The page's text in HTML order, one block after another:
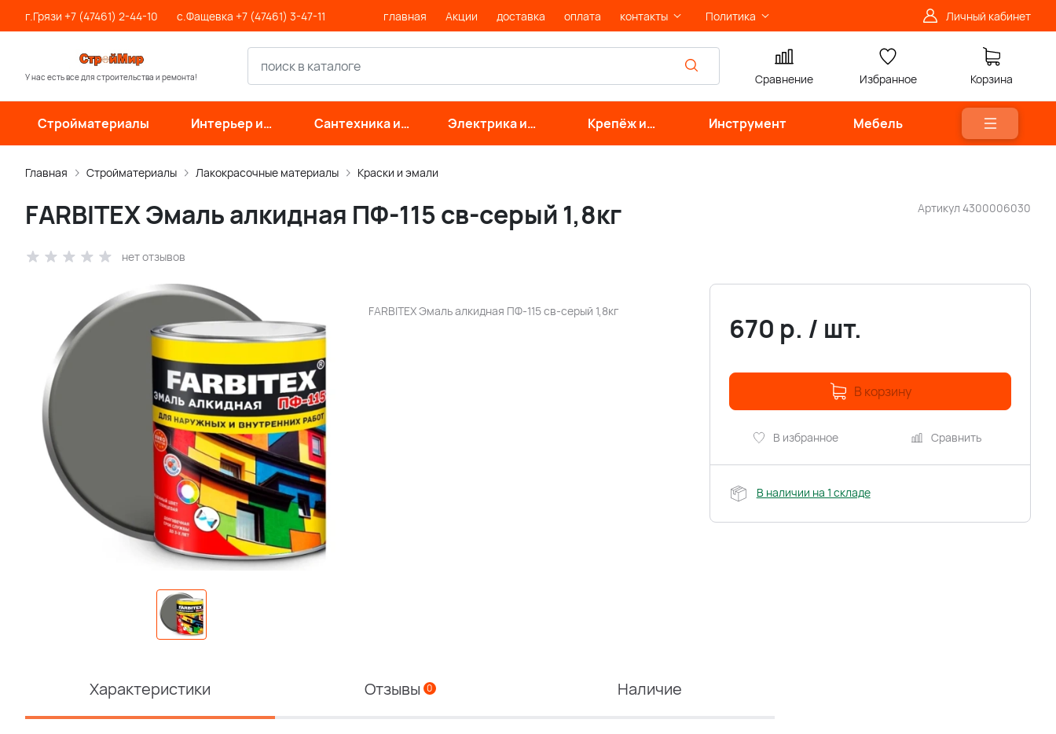
г.Грязи +7 (47461) 2-44-10 с.Фащевка +7 (47461) 3-47-11 главная Акции доставка оплата контакты Политика Личный кабинет
У нас есть все для строительства и ремонта! Сравнение Избранное Корзина
Стройматериалы
Интерьер и
отделка
Сантехника и
инженерные
Электрика и
свет
Крепёж и
фурнитура
Инструмент Мебель
Главная Стройматериалы Лакокрасочные материалы Краски и эмали
Артикул 4300006030
FARBITEX Эмаль алкидная ПФ-115 св-серый 1,8кг
нет отзывов
FARBITEX Эмаль алкидная ПФ-115 св-серый 1,8кг
670 р. / шт.
В корзину
В избранное Сравнить
В наличии на 1 складе
Характеристики Отзывы 0 Наличие